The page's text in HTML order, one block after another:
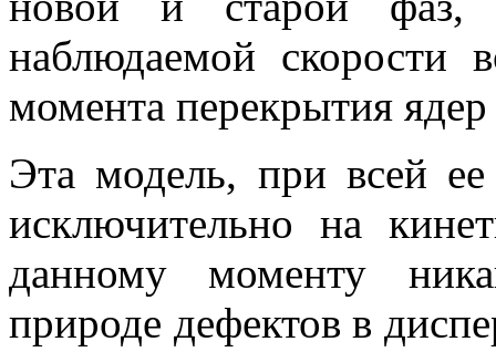
наблюдаемой скорости
момента перекрытия
Эта модель, при всей ее
исключительно на
данному моменту
природе дефектов в